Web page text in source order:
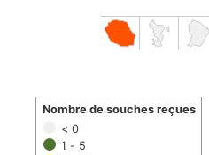
< 0
1 - 5
Nombre de souches reçues